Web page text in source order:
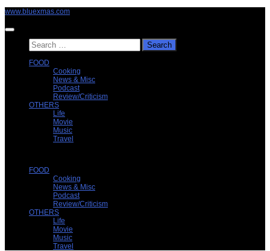
Skip
content
www.bluexmas.com
Search
for:
FOOD
Cooking
News & Misc
Podcast
Review/Criticism
OTHERS
Life
Movie
Music
Travel
FOOD
Cooking
News & Misc
Podcast
Review/Criticism
OTHERS
Life
Movie
Music
Travel